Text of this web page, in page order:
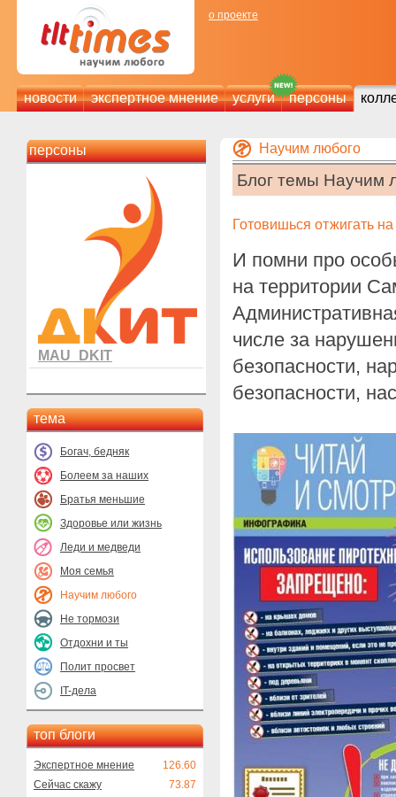
о проекте
новости экспертное мнение услуги персоны
персоны
MAU_DKIT
тема
Богач, бедняк
Болеем за наших
Братья меньшие
Здоровье или жизнь
Леди и медведи
Моя семья
Научим любого
Не тормози
Отдохни и ты
Полит просвет
IT-дела
топ блоги
Экспертное мнение
126.60
Сейчас скажу
73.87
Научим любого
Блог темы Научим
Готовишься отжигать
И помни про
на территории
числе за
безопасности,
безопасности,